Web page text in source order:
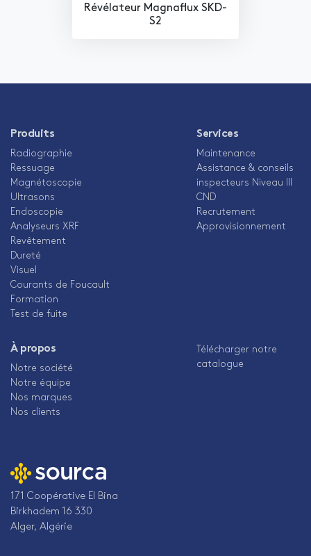
Révélateur Magnaflux SKD-
S2
Produits
Radiographie
Ressuage
Magnétoscopie
Ultrasons
Endoscopie
Analyseurs XRF
Revêtement
Dureté
Visuel
Courants de Foucault
Formation
Test de fuite
Services
Maintenance
Assistance & conseils
inspecteurs Niveau III
CND
Recrutement
Approvisionnement
À propos
Notre société
Notre équipe
Nos marques
Nos clients
Télécharger notre
catalogue
171 Coopérative El Bina
Birkhadem 16 330
Alger, Algérie